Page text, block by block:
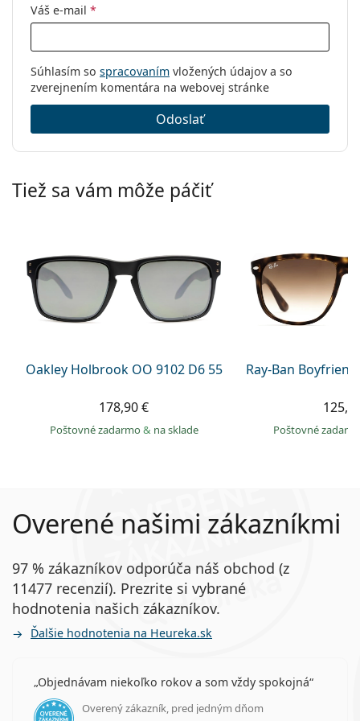
Váš e-mail *
Súhlasím so spracovaním vložených údajov a so
zverejnením komentára na webovej stránke
Odoslať
Tiež sa vám môže páčiť
Oakley Holbrook OO 9102 D6 55
178,90 €
Poštovné zadarmo& na sklade
Ray-Ban
Poštovné
Overené našimi zákazníkmi
97 % zákazníkov odporúča náš obchod (z
11477 recenzií). Prezrite si vybrané
hodnotenia našich zákazníkov.
Ďalšie hodnotenia na Heureka.sk
Objednávam niekoľko rokov a som vždy spokojná
Overený zákazník, pred jedným dňom